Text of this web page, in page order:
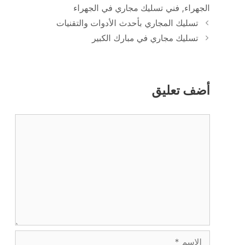
الجهراء, فني تسليك مجاري في الجهراء
تسليك المجاري بأحدث الأدوات والتقنيات
تسليك مجاري في مبارك الكبير
أضف تعليق
الاسم